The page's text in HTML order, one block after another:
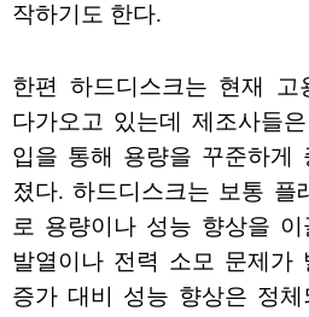
작하기도 한다.
한편 하드디스크는 현재 고
다가오고 있는데 제조사들
입을 통해 용량을 꾸준하게
졌다. 하드디스크는 보통 플
로 용량이나 성능 향상을
발열이나 전력 소모 문제가
증가 대비 성능 향상은 정